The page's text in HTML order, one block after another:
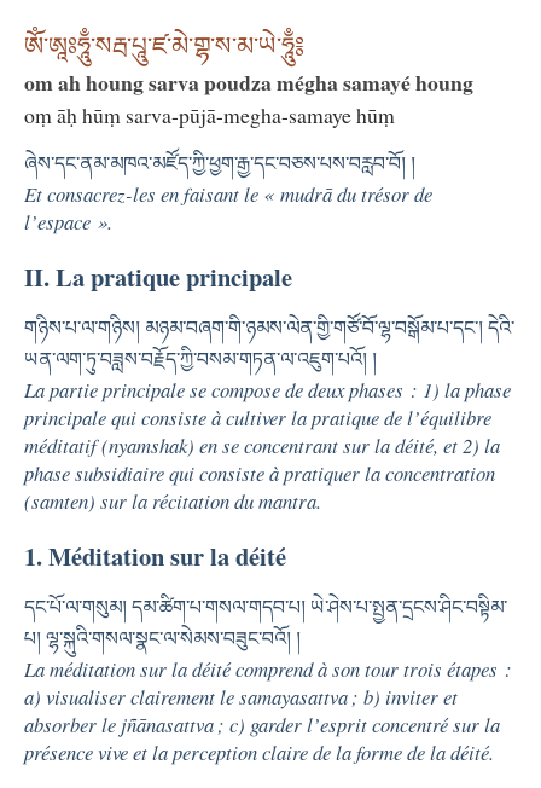
ཨོཾ་ཨཱཿཧཱུྃ་སརྦ་པཱུ་ཛ་མེ་གྷ་ས་མ་ཡེ་ཧཱུྃ༔
om ah houng sarva poudza mégha samayé houng
oṃ āḥ hūṃ sarva-pūjā-megha-samaye hūṃ
ཞེས་དང་ནམ་མཁའ་མཛོད་ཀྱི་ཕྱག་རྒྱ་དང་བཅས་པས་བརླབ་བོ། །
Et consacrez-les en faisant le « mudrā du trésor de
l’espace ».
II. La pratique principale
གཉིས་པ་ལ་གཉིས། མཉམ་བཞག་གི་ཉམས་ལེན་གྱི་གཙོ་བོ་ལྷ་བསྒོམ་པ་དང༌། དེའི་
ཡན་ལག་ཏུ་བཟླས་བརྗོད་ཀྱི་བསམ་གཏན་ལ་འཇུག་པའོ། །
La partie principale se compose de deux phases : 1) la phase
principale qui consiste à cultiver la pratique de l’équilibre
méditatif (nyamshak) en se concentrant sur la déité, et 2) la
phase subsidiaire qui consiste à pratiquer la concentration
(samten) sur la récitation du mantra.
1. Méditation sur la déité
དང་པོ་ལ་གསུམ། དམ་ཚིག་པ་གསལ་གདབ་པ། ཡེ་ཤེས་པ་སྤྱན་དྲངས་ཤིང་བསྟིམ་
པ། ལྷ་སྐུའི་གསལ་སྣང་ལ་སེམས་བཟུང་བའོ། །
La méditation sur la déité comprend à son tour trois étapes :
a) visualiser clairement le samayasattva ; b) inviter et
absorber le jñānasattva ; c) garder l’esprit concentré sur la
présence vive et la perception claire de la forme de la déité.